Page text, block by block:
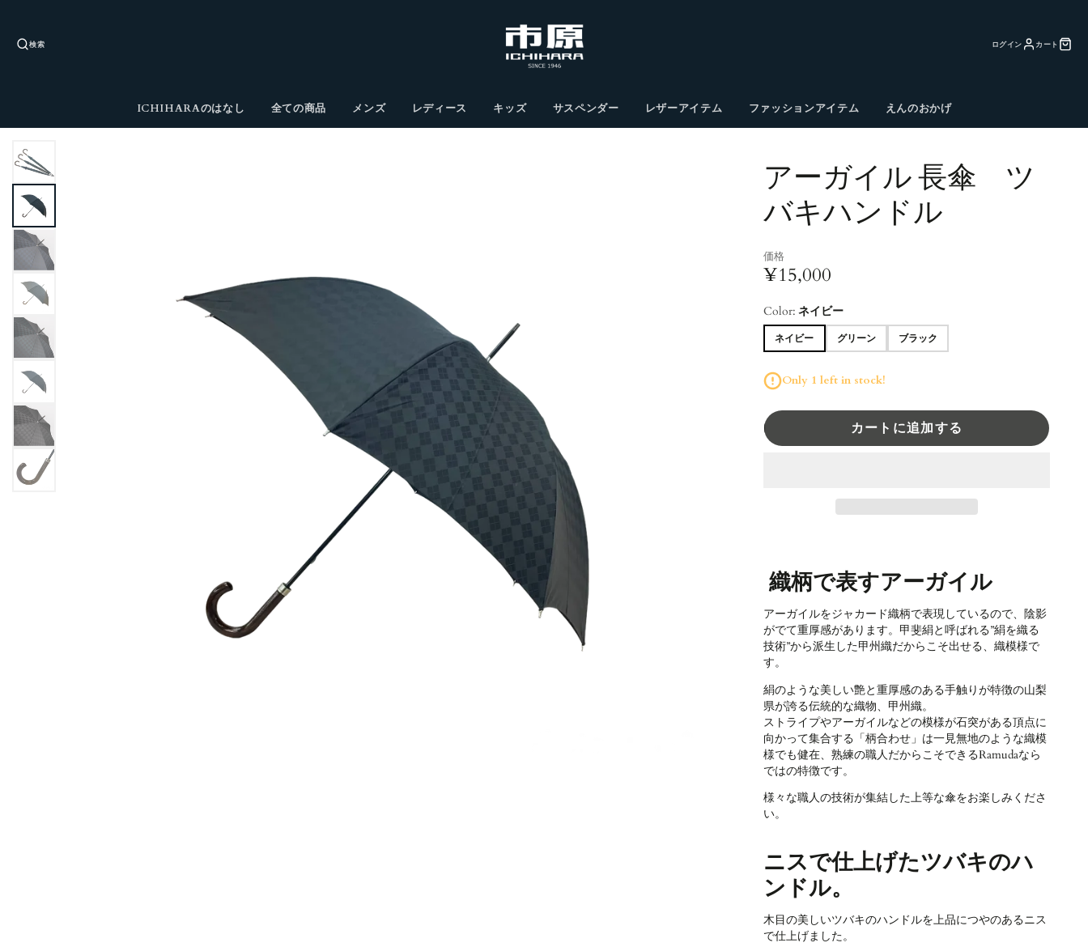
検索 ログイン カート
ICHIHARAのはなし 全ての商品 メンズ レディース キッズ サスペンダー レザーアイテム ファッションアイテム えんのおかげ
アーガイル 長傘 ツ
バキハンドル
価格
¥15,000
Color: ネイビー
ネイビー グリーン ブラック
Only 1 left in stock!
カートに追加する
織柄で表すアーガイル
アーガイルをジャカード織柄で表現しているので、陰影
がでて重厚感があります。甲斐絹と呼ばれる”絹を織る
技術”から派生した甲州織だからこそ出せる、織模様で
す。
絹のような美しい艶と重厚感のある手触りが特徴の山梨
県が誇る伝統的な織物、甲州織。
ストライプやアーガイルなどの模様が石突がある頂点に
向かって集合する「柄合わせ」は一見無地のような織模
様でも健在、熟練の職人だからこそできるRamudaなら
ではの特徴です。
様々な職人の技術が集結した上等な傘をお楽しみくださ
い。
ニスで仕上げたツバキのハ
ンドル。
木目の美しいツバキのハンドルを上品につやのあるニス
で仕上げました。